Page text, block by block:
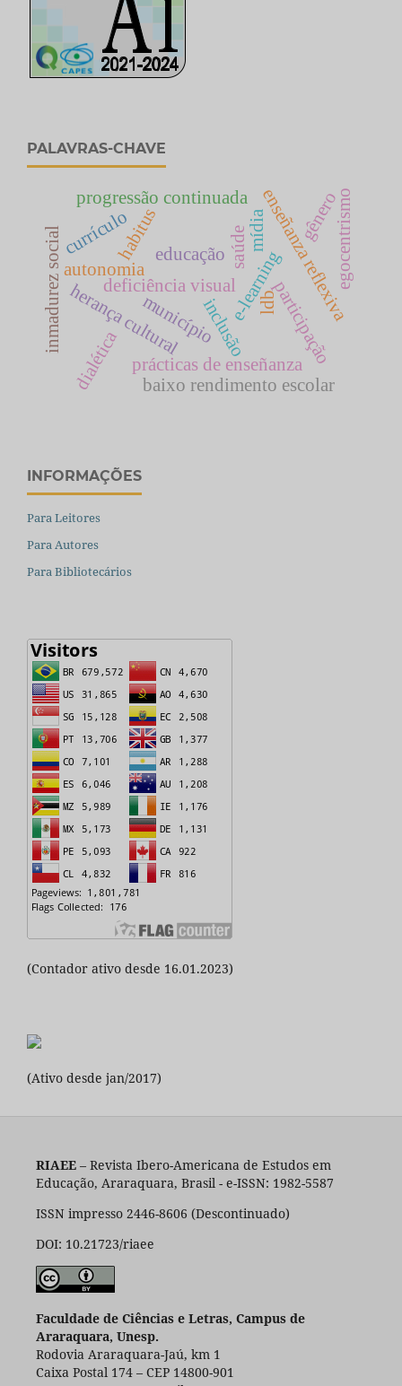
PALAVRAS-CHAVE
educação
deficiência visual
inclusão
e-learning
prácticas de enseñanza
enseñanza reflexiva
habitus
herança cultural
baixo rendimento escolar
progressão continuada
saúde
participação
dialética
inmadurez social egocentrismo
município
autonomia
currículo
ldb
gênero
mídia
INFORMAÇÕES
Para Leitores
Para Autores
Para Bibliotecários
(Contador ativo desde 16.01.2023)
(Ativo desde jan/2017)
RIAEE– Revista Ibero-Americana de Estudos em
Educação, Araraquara, Brasil - e-ISSN: 1982-5587
ISSN impresso 2446-8606 (Descontinuado)
DOI: 10.21723/riaee
Faculdade de Ciências e Letras, Campus de
Araraquara, Unesp.
Rodovia Araraquara-Jaú, km 1
Caixa Postal 174 – CEP 14800-901